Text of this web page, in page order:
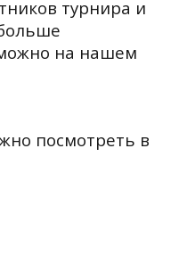
турнира и
на нашем
посмотреть в